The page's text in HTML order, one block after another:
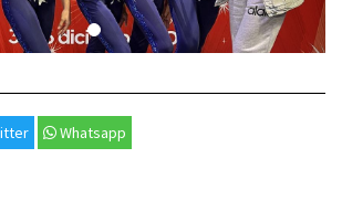
Whatsapp